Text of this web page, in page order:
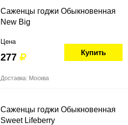
Саженцы годжи Обыкновенная
New Big
Цена
277 Купить
Доставка: Москва
Саженцы годжи Обыкновенная
Sweet Lifeberry